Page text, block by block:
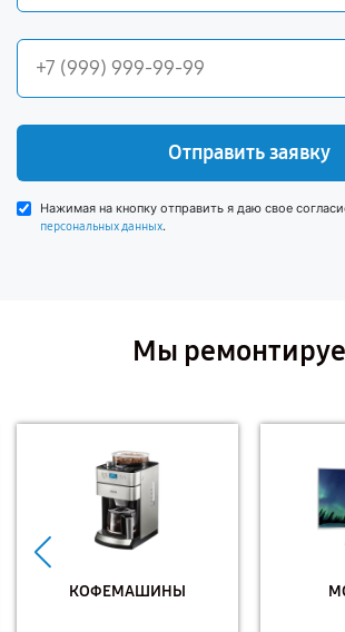
Отправить заявку
Нажимая на кнопку отправить я даю свое
персональных данных.
Мы
КОФЕМАШИНЫ